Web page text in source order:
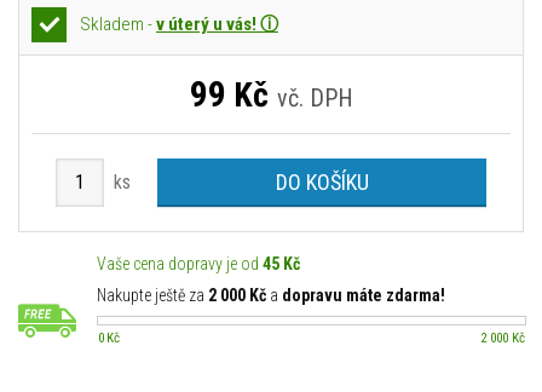
Skladem -v úterý u vás! ⓘ
99 Kč vč. DPH
ks DO KOŠÍKU
Vaše cena dopravy je od 45 Kč
Nakupte ještě za 2 000 Kč a dopravu máte zdarma!
0 Kč 2 000 Kč